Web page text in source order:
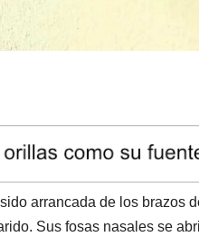
arrancada de los brazos
Sus fosas nasales se